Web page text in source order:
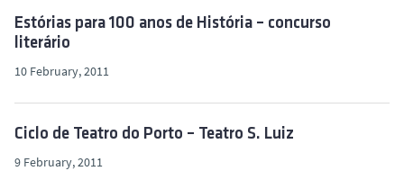
Estórias para 100 anos de História – concurso
literário
10 February, 2011
Ciclo de Teatro do Porto – Teatro S. Luiz
9 February, 2011